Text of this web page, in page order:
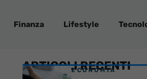
Finanza Lifestyle
ARTICOLI RECENTI
ECONOMIA